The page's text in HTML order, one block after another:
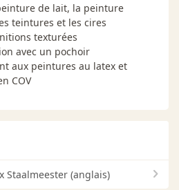
de lait, la peinture
teintures et les cires
texturées
avec un pochoir
aux peintures au latex et
COV
Staalmeester (anglais)